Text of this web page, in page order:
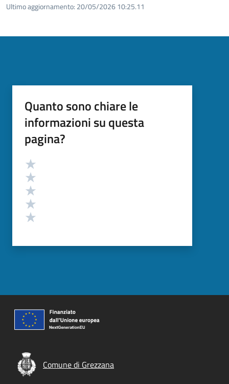
Ultimo aggiornamento: 20/05/2026 10:25.11
Quanto sono chiare le
informazioni su questa
pagina?
Valutazione
Comune di Grezzana